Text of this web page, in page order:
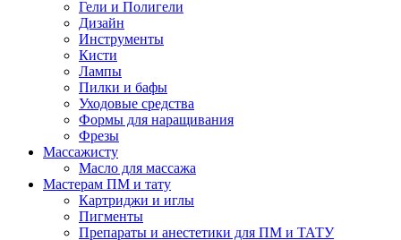
Гели и Полигели
Дизайн
Инструменты
Кисти
Лампы
Пилки и бафы
Уходовые средства
Формы для наращивания
Фрезы
Массажисту
Масло для массажа
Мастерам ПМ и тату
Картриджи и иглы
Пигменты
Препараты и анестетики для ПМ и ТАТУ